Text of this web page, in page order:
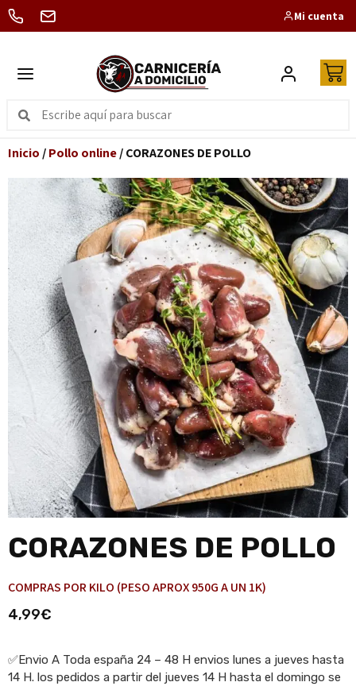
Mi cuenta
Inicio /Pollo online/ CORAZONES DE POLLO
CORAZONES DE POLLO
COMPRAS POR KILO (PESO APROX 950G A UN 1K)
4,99€
✅Envio A Toda españa 24 – 48 H envios lunes a jueves hasta
14 H. los pedidos a partir del jueves 14 H hasta el domingo se